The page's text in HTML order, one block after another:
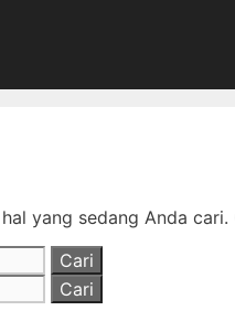
yang sedang Anda